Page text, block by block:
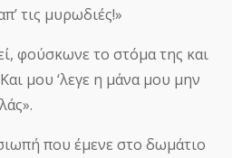
τις μυρωδιές!»
φούσκωνε το στόμα της και
μου ‘λεγε η μάνα μου μην
που έμενε στο δωμάτιο